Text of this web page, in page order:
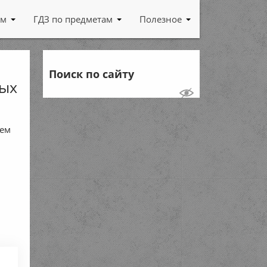
ГДЗ по предметам Полезное
Поиск по сайту